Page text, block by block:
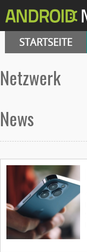
STARTSEITE
Netzwerk
News